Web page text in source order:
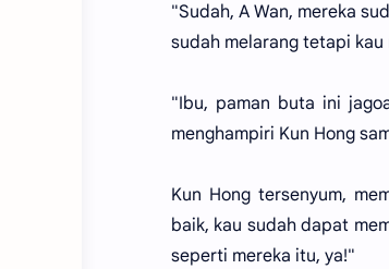
"Sudah, A Wan, mereka
sudah melarang tetapi kau
"Ibu, paman buta ini
menghampiri Kun Hong
Kun Hong tersenyum,
baik, kau sudah dapat
seperti mereka itu, ya!"